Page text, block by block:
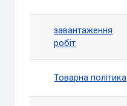
завантаження
робіт
Товарна політика